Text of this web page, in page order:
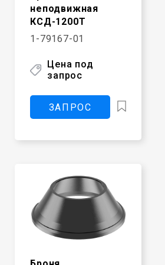
неподвижная
КСД-1200Т
1-79167-01
Цена под
запрос
ЗАПРОС